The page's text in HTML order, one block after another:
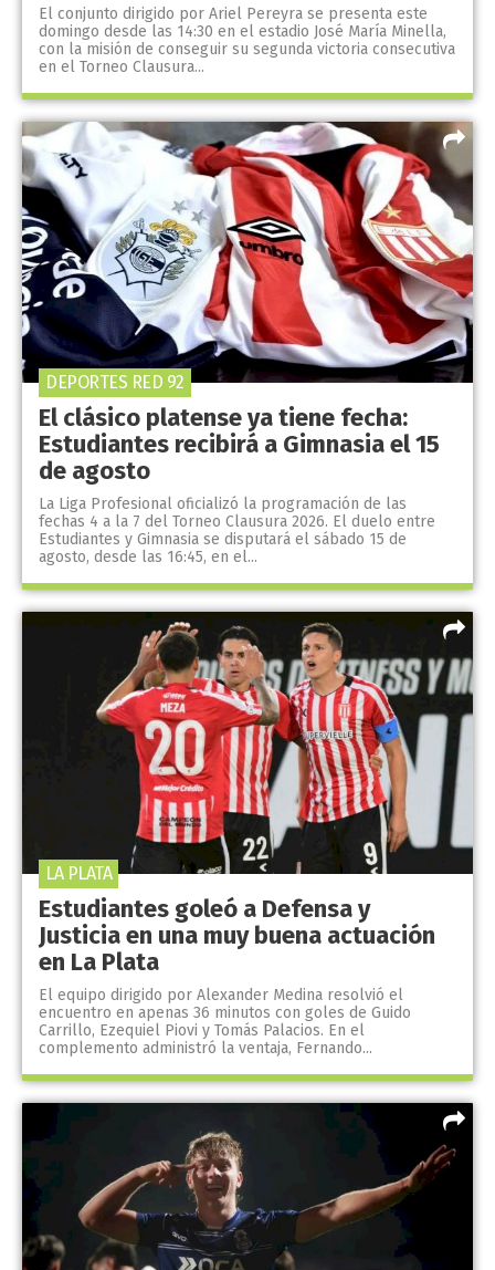
El conjunto dirigido por Ariel Pereyra se presenta este
domingo desde las 14:30 en el estadio José María Minella,
con la misión de conseguir su segunda victoria consecutiva
en el Torneo Clausura...
El clásico platense ya tiene fecha:
Estudiantes recibirá a Gimnasia el 15
de agosto
La Liga Profesional oficializó la programación de las
fechas 4 a la 7 del Torneo Clausura 2026. El duelo entre
Estudiantes y Gimnasia se disputará el sábado 15 de
agosto, desde las 16:45, en el...
DEPORTES RED 92
Estudiantes goleó a Defensa y
Justicia en una muy buena actuación
en La Plata
El equipo dirigido por Alexander Medina resolvió el
encuentro en apenas 36 minutos con goles de Guido
Carrillo, Ezequiel Piovi y Tomás Palacios. En el
complemento administró la ventaja, Fernando...
LA PLATA